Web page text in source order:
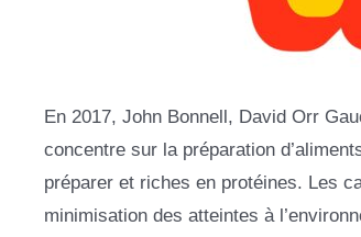
En 2017, John Bonnell, David Orr
concentre sur la préparation
préparer et riches en protéines. Les
minimisation des atteintes à